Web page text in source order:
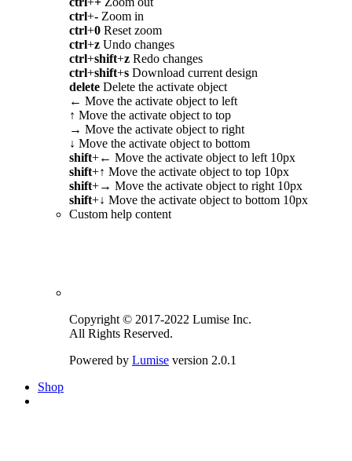
ctrl+- Zoom in
ctrl+0 Reset zoom
ctrl+z Undo changes
ctrl+shift+z Redo changes
ctrl+shift+s Download current design
delete Delete the activate object
← Move the activate object to left
↑ Move the activate object to top
→ Move the activate object to right
↓ Move the activate object to bottom
shift+← Move the activate object to left 10px
shift+↑ Move the activate object to top 10px
shift+→ Move the activate object to right 10px
shift+↓ Move the activate object to bottom 10px
Custom help content
Copyright © 2017-2022 Lumise Inc.
All Rights Reserved.
Powered by Lumise version 2.0.1
Shop